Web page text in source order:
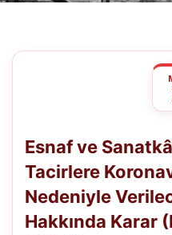
Esnaf ve
Tacirlere
Nedeniyle
Hakkında Karar